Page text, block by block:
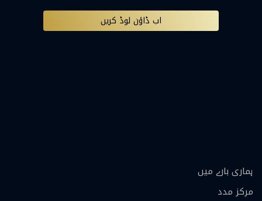
اب ڈاؤن لوڈ کریں
ہماری بارے ميں
مرکز مدد